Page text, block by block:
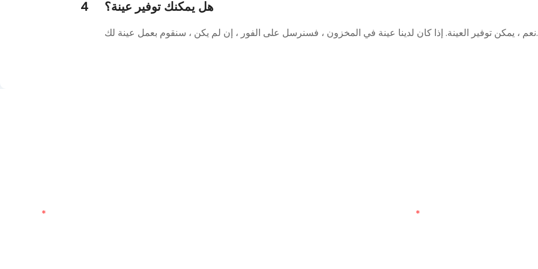
4 هل يمكنك توفير عينة؟
نعم ، يمكن توفير العينة. إذا كان لدينا عينة في المخزون ، فسنرسل على الفور ، إن لم يكن ، سنقوم بعمل عينة لك.